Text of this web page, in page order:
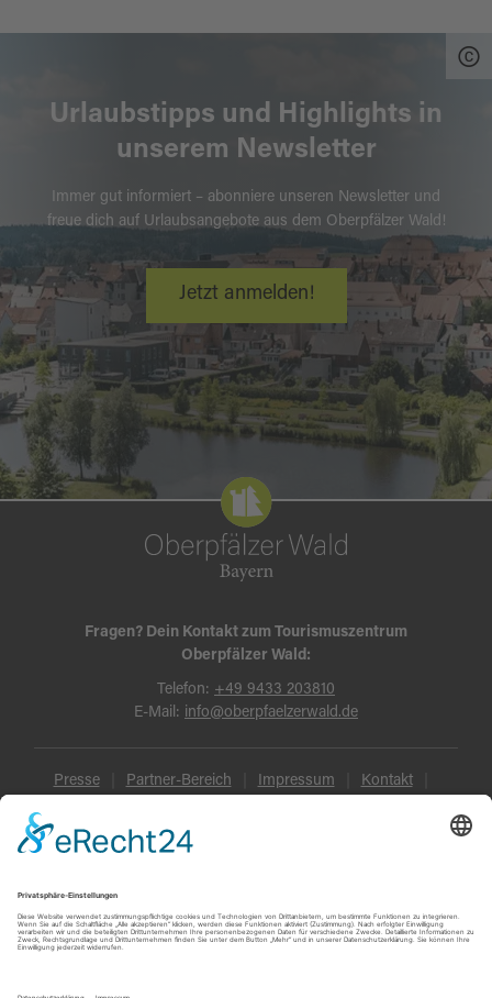
Urlaubstipps und Highlights in
unserem Newsletter
Immer gut informiert – abonniere unseren Newsletter und
freue dich auf Urlaubsangebote aus dem Oberpfälzer Wald!
Jetzt anmelden!
Fragen? Dein Kontakt zum Tourismuszentrum
Oberpfälzer Wald:
Telefon: +49 9433 203810
E-Mail: info@oberpfaelzerwald.de
Presse Partner-Bereich Impressum Kontakt
Datenschutz